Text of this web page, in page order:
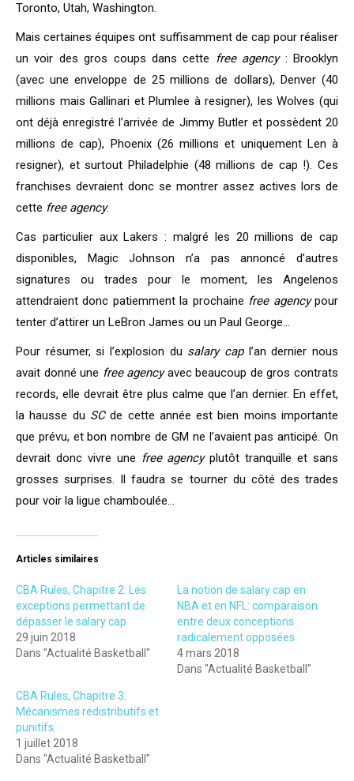
Toronto, Utah, Washington.
Mais certaines équipes ont suffisamment de cap pour réaliser
un voir des gros coups dans cette free agency: Brooklyn
(avec une enveloppe de 25 millions de dollars), Denver (40
millions mais Gallinari et Plumlee à resigner), les Wolves (qui
ont déjà enregistré l’arrivée de Jimmy Butler et possèdent 20
millions de cap), Phoenix (26 millions et uniquement Len à
resigner), et surtout Philadelphie (48 millions de cap !). Ces
franchises devraient donc se montrer assez actives lors de
cette free agency.
Cas particulier aux Lakers : malgré les 20 millions de cap
disponibles, Magic Johnson n’a pas annoncé d’autres
signatures ou trades pour le moment, les Angelenos
attendraient donc patiemment la prochaine free agencypour
tenter d’attirer un LeBron James ou un Paul George…
Pour résumer, si l’explosion du salary capl’an dernier nous
avait donné une free agencyavec beaucoup de gros contrats
records, elle devrait être plus calme que l’an dernier. En effet,
la hausse du SCde cette année est bien moins importante
que prévu, et bon nombre de GM ne l’avaient pas anticipé. On
devrait donc vivre une free agencyplutôt tranquille et sans
grosses surprises. Il faudra se tourner du côté des trades
pour voir la ligue chamboulée…
Articles similaires
CBA Rules, Chapitre 2: Les
exceptions permettant de
dépasser le salary cap
29 juin 2018
Dans "Actualité Basketball"
La notion de salary cap en
NBA et en NFL: comparaison
entre deux conceptions
radicalement opposées
4 mars 2018
Dans "Actualité Basketball"
CBA Rules, Chapitre 3:
Mécanismes redistributifs et
punitifs
1 juillet 2018
Dans "Actualité Basketball"